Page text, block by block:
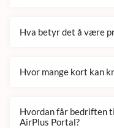
Hva betyr det å være
Hvor mange kort kan
Hvordan får bedriften
AirPlus Portal?